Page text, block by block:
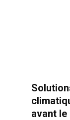
avant